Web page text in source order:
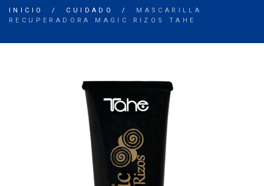
INICIO / CUIDADO / MASCARILLA
RECUPERADORA MAGIC RIZOS TAHE